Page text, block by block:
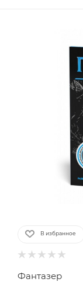
В избранное
Фантазер